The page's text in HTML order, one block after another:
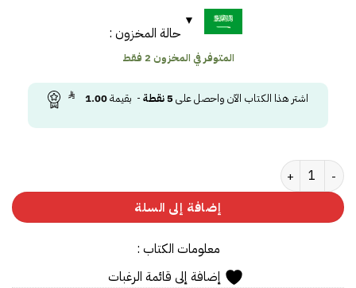
حالة المخزون :
المتوفر في المخزون 2 فقط
اشتر هذا الكتاب الآن واحصل على 5نقطة- بقيمة1.00
كمية 1984‎
إضافة إلى السلة
معلومات الكتاب :
إضافة إلى قائمة الرغبات